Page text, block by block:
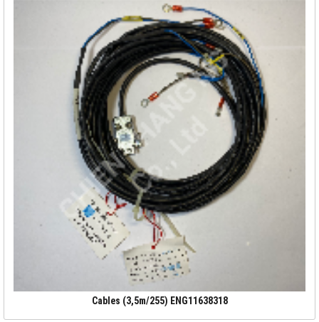
Cables (3,5m/255) ENG11638318